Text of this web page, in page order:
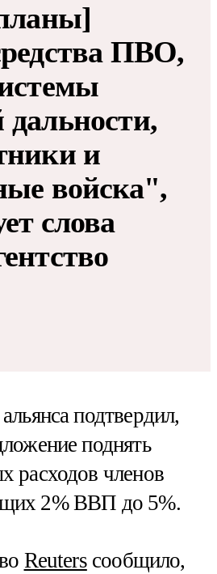
ПВО,
и
войска",
слова
подтвердил,
поднять
расходов членов
2% ВВП до 5%.
Reutersсообщило,